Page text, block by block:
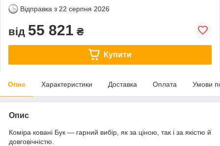
Відправка з 22 серпня 2026
від 55 821 ₴
Купити
Опис Характеристики Доставка Оплата Умови
Опис
Коміра ковані Бук — гарний вибір, як за ціною, так і за якістю й
довговічністю.